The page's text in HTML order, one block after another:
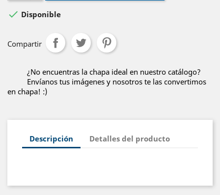
 Disponible
Compartir
¿No encuentras la chapa ideal en nuestro catálogo?
Envíanos tus imágenes y nosotros te las convertimos
en chapa! :)
Descripción Detalles del producto